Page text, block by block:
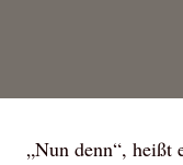
„Nun denn“, heißt